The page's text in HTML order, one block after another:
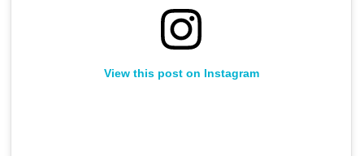
View this post on Instagram